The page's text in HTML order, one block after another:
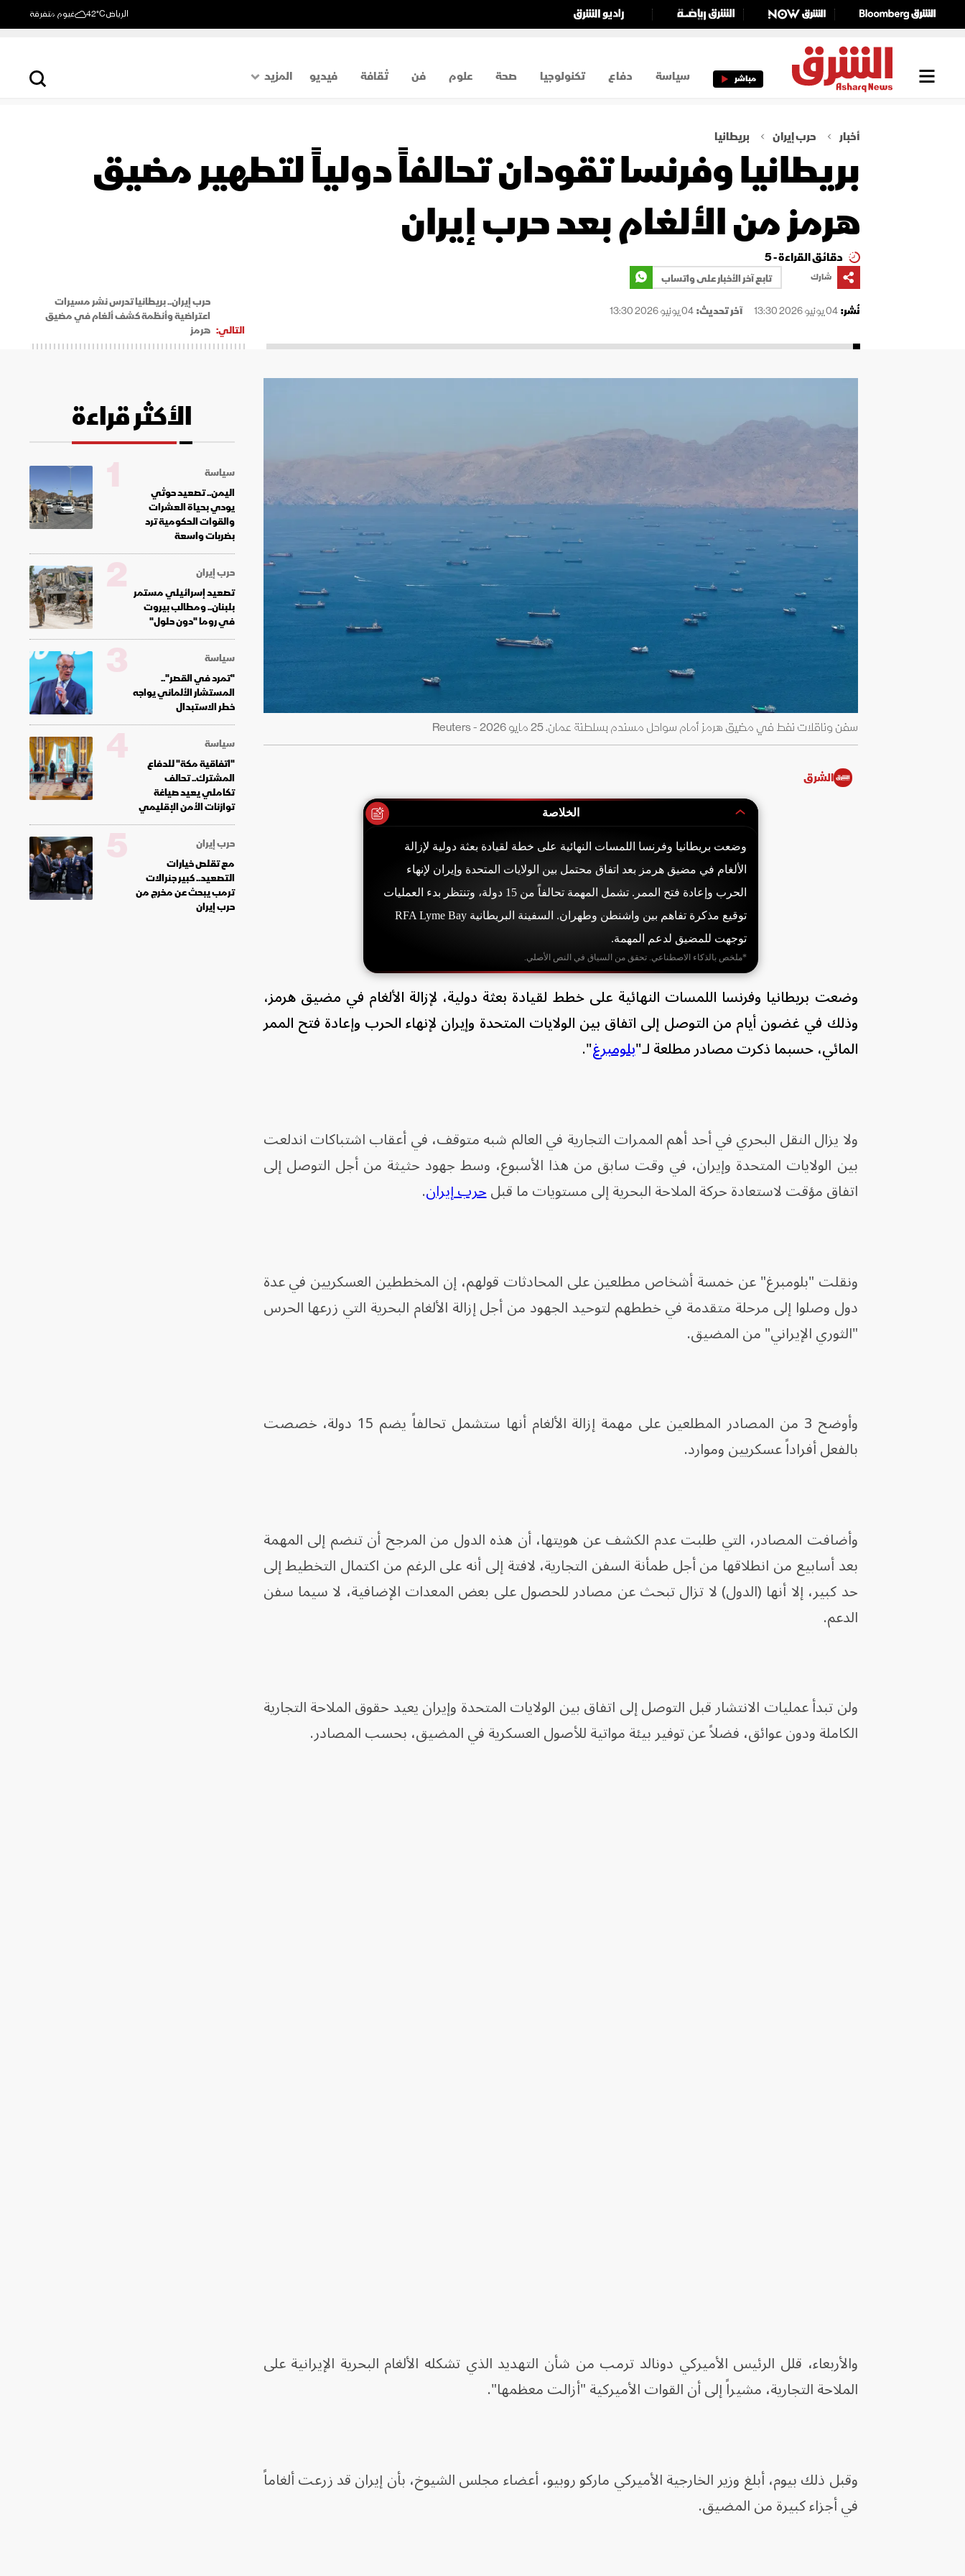
الرياض42°C غيوم متفرقة
مباشر سياسة دفاع تكنولوجيا صحة علوم فن ثقافة فيديو
المزيد
اقتصاد
أخبار حرب إيران بريطانيا
بريطانيا وفرنسا تقودان تحالفاً دولياً لتطهير مضيق
هرمز من الألغام بعد حرب إيران
دقائق القراءة - 5
شارك
تابع آخر الأخبار على واتساب
نُشر:04 يونيو 2026 13:30 آخر تحديث:04 يونيو 2026 13:30
التالي:
حرب إيران.. بريطانيا تدرس نشر مسيرات
اعتراضية وأنظمة كشف ألغام في مضيق
هرمز
سفن وناقلات نفط في مضيق هرمز أمام سواحل مسندم بسلطنة عمان. 25 مايو 2026 - Reuters
الشرق
الخلاصة
وضعت بريطانيا وفرنسا اللمسات النهائية على خطة لقيادة بعثة دولية لإزالة
الألغام في مضيق هرمز بعد اتفاق محتمل بين الولايات المتحدة وإيران لإنهاء
الحرب وإعادة فتح الممر. تشمل المهمة تحالفاً من 15 دولة، وتنتظر بدء العمليات
توقيع مذكرة تفاهم بين واشنطن وطهران. السفينة البريطانية RFA Lyme Bay
توجهت للمضيق لدعم المهمة.
*ملخص بالذكاء الاصطناعي. تحقق من السياق في النص الأصلي.
وضعت بريطانيا وفرنسا اللمسات النهائية على خطط لقيادة بعثة دولية، لإزالة الألغام في مضيق هرمز،
وذلك في غضون أيام من التوصل إلى اتفاق بين الولايات المتحدة وإيران لإنهاء الحرب وإعادة فتح الممر
المائي، حسبما ذكرت مصادر مطلعة لـ"بلومبرغ".
ولا يزال النقل البحري في أحد أهم الممرات التجارية في العالم شبه متوقف، في أعقاب اشتباكات اندلعت
بين الولايات المتحدة وإيران، في وقت سابق من هذا الأسبوع، وسط جهود حثيثة من أجل التوصل إلى
اتفاق مؤقت لاستعادة حركة الملاحة البحرية إلى مستويات ما قبلحرب إيران.
ونقلت "بلومبرغ" عن خمسة أشخاص مطلعين على المحادثات قولهم، إن المخططين العسكريين في عدة
دول وصلوا إلى مرحلة متقدمة في خططهم لتوحيد الجهود من أجل إزالة الألغام البحرية التي زرعها الحرس
"الثوري الإيراني" من المضيق.
وأوضح 3 من المصادر المطلعين على مهمة إزالة الألغام أنها ستشمل تحالفاً يضم 15 دولة، خصصت
بالفعل أفراداً عسكريين وموارد.
وأضافت المصادر، التي طلبت عدم الكشف عن هويتها، أن هذه الدول من المرجح أن تنضم إلى المهمة
بعد أسابيع من انطلاقها من أجل طمأنة السفن التجارية، لافتة إلى أنه على الرغم من اكتمال التخطيط إلى
حد كبير، إلا أنها (الدول) لا تزال تبحث عن مصادر للحصول على بعض المعدات الإضافية، لا سيما سفن
الدعم.
ولن تبدأ عمليات الانتشار قبل التوصل إلى اتفاق بين الولايات المتحدة وإيران يعيد حقوق الملاحة التجارية
الكاملة ودون عوائق، فضلاً عن توفير بيئة مواتية للأصول العسكرية في المضيق، بحسب المصادر.
والأربعاء، قلل الرئيس الأميركي دونالد ترمب من شأن التهديد الذي تشكله الألغام البحرية الإيرانية على
الملاحة التجارية، مشيراً إلى أن القوات الأميركية "أزالت معظمها".
وقبل ذلك بيوم، أبلغ وزير الخارجية الأميركي ماركو روبيو، أعضاء مجلس الشيوخ، بأن إيران قد زرعت ألغاماً
في أجزاء كبيرة من المضيق.
الأكثر قراءة
سياسة
اليمن.. تصعيد حوثي
يودي بحياة العشرات
والقوات الحكومية ترد
بضربات واسعة
1
حرب إيران
تصعيد إسرائيلي مستمر
بلبنان.. ومطالب بيروت
في روما "دون حلول"
2
سياسة
"تمرد في القصر"..
المستشار الألماني يواجه
خطر الاستبدال
3
سياسة
"اتفاقية مكة" للدفاع
المشترك.. تحالف
تكاملي يعيد صياغة
توازنات الأمن الإقليمي
4
حرب إيران
مع تقلص خيارات
التصعيد.. كبير جنرالات
ترمب يبحث عن مخرج من
حرب إيران
5